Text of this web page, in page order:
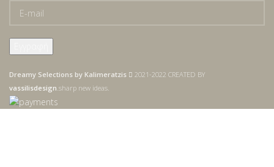
Dreamy Selections by Kalimeratzis
2021-2022 CREATED BY
vassilisdesign.sharp new ideas.